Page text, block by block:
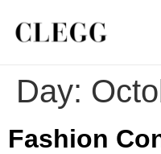
Day:
Fashion